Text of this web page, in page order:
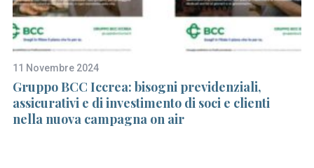
11 Novembre 2024
Gruppo BCC Iccrea: bisogni previdenziali,
assicurativi e di investimento di soci e clienti
nella nuova campagna on air